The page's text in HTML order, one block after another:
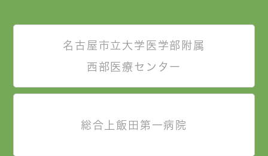
名古屋市立大学医学部附属
西部医療センター
総合上飯田第一病院